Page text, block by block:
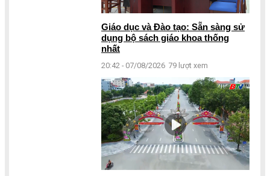
Giáo dục và Đào tạo: Sẵn sàng sử
dụng bộ sách giáo khoa thống
nhất
20:42 - 07/08/2026 79 lượt xem